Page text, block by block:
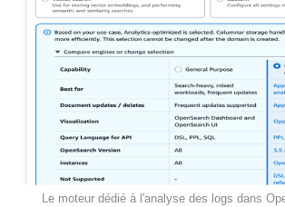
Le moteur dédié à l'analyse des logs dans